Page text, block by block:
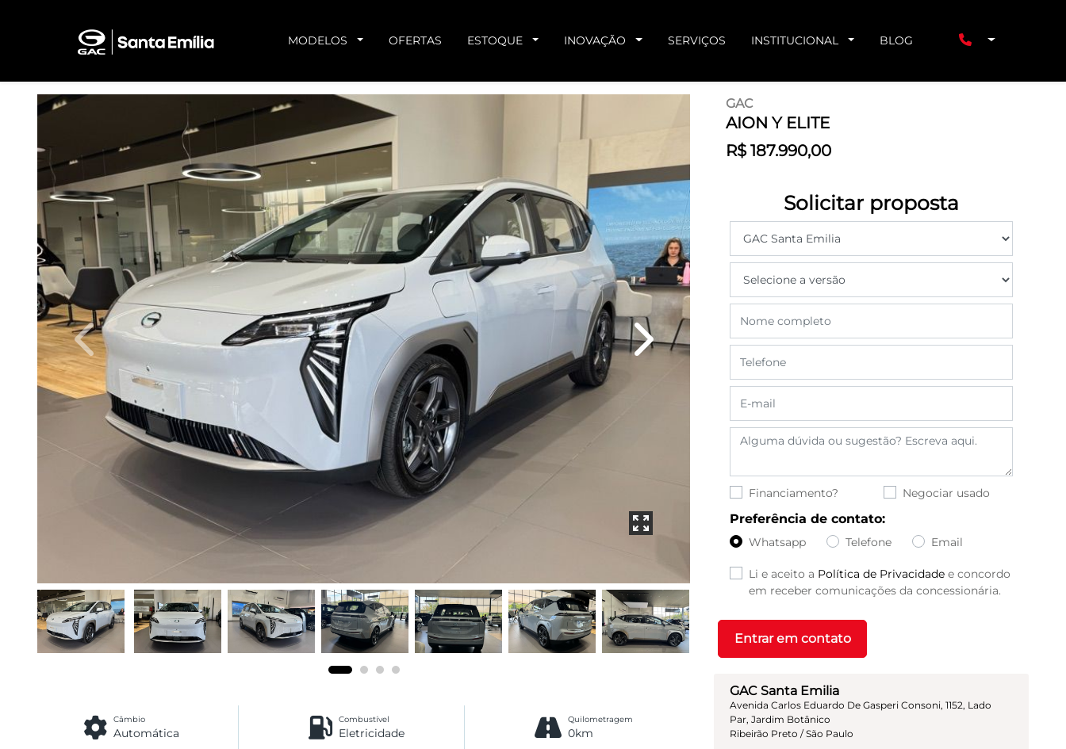
MODELOS OFERTAS ESTOQUE INOVAÇÃO SERVIÇOS INSTITUCIONAL BLOG
GAC
AION Y ELITE
R$ 187.990,00
GAC Santa Emilia
Avenida Carlos Eduardo De Gasperi Consoni, 1152, Lado
Par, Jardim Botânico
Ribeirão Preto / São Paulo
Solicitar proposta
Financiamento? Negociar usado
Preferência de contato:
Whatsapp Telefone Email
Li e aceito a Política de Privacidade e concordo
em receber comunicações da concessionária.
Entrar em contato
Previous Next
Câmbio
Automática
Combustível
Eletricidade
Quilometragem
0km